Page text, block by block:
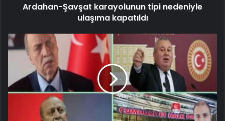
Ardahan-Şavşat karayolunun tipi nedeniyle
ulaşıma kapatıldı